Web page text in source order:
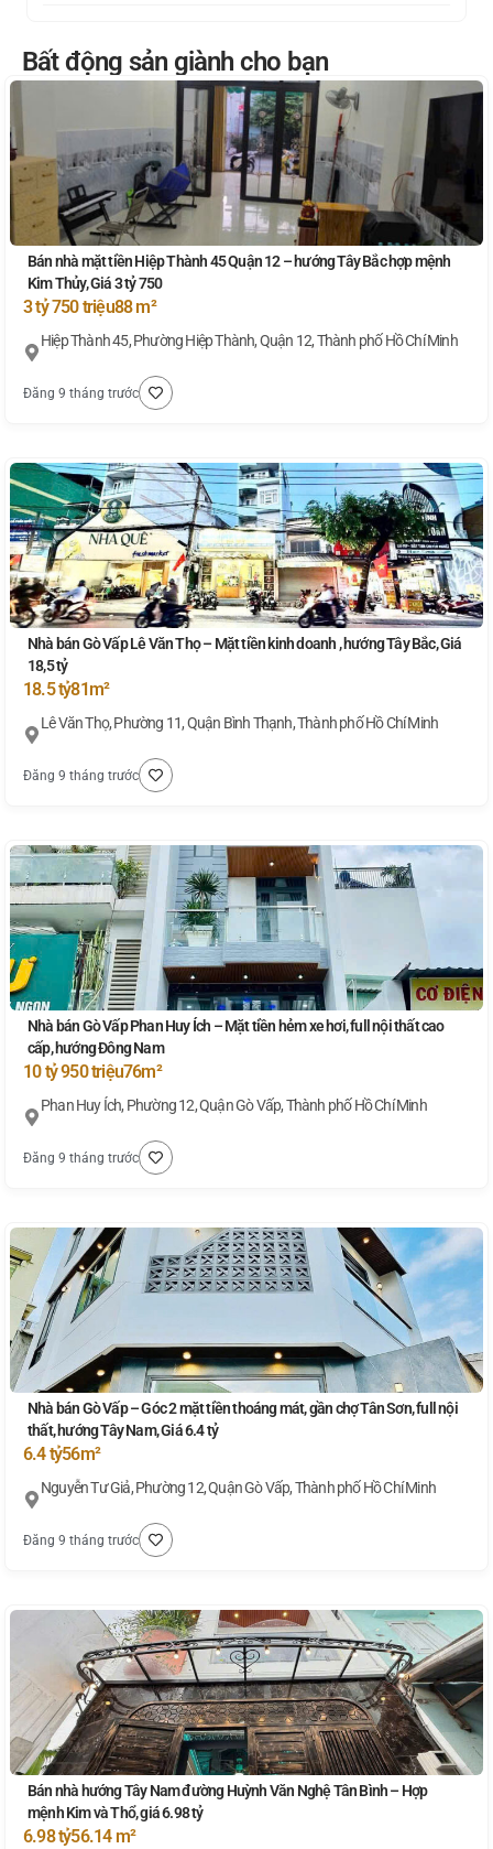
Bất động sản giành cho bạn
Bán nhà mặt tiền Hiệp Thành 45 Quận 12 – hướng Tây Bắc hợp mệnh
Kim Thủy, Giá 3 tỷ 750
3 tỷ 750 triệu88 m²
Hiệp Thành 45, Phường Hiệp Thành, Quận 12, Thành phố Hồ Chí Minh
Đăng 9 tháng trước
Nhà bán Gò Vấp Lê Văn Thọ – Mặt tiền kinh doanh , hướng Tây Bắc, Giá
18,5 tỷ
18.5 tỷ81m²
Lê Văn Thọ, Phường 11, Quận Bình Thạnh, Thành phố Hồ Chí Minh
Đăng 9 tháng trước
Nhà bán Gò Vấp Phan Huy Ích – Mặt tiền hẻm xe hơi, full nội thất cao
cấp, hướng Đông Nam
10 tỷ 950 triệu76m²
Phan Huy Ích, Phường 12, Quận Gò Vấp, Thành phố Hồ Chí Minh
Đăng 9 tháng trước
Nhà bán Gò Vấp – Góc 2 mặt tiền thoáng mát, gần chợ Tân Sơn, full nội
thất, hướng Tây Nam, Giá 6.4 tỷ
6.4 tỷ56m²
Nguyễn Tư Giả, Phường 12, Quận Gò Vấp, Thành phố Hồ Chí Minh
Đăng 9 tháng trước
Bán nhà hướng Tây Nam đường Huỳnh Văn Nghệ Tân Bình – Hợp
mệnh Kim và Thổ, giá 6.98 tỷ
6.98 tỷ56.14 m²